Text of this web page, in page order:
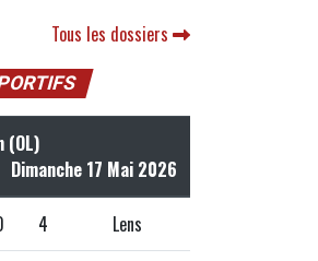
Tous les dossiers
(OL)
Dimanche 17 Mai 2026
4 Lens